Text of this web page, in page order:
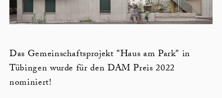
Das Gemeinschaftsprojekt "Haus am Park" in
Tübingen wurde für den DAM Preis 2022
nominiert!